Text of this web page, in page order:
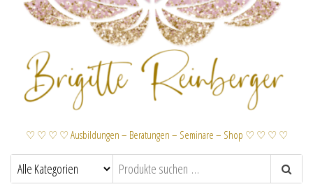
♡ ♡ ♡ ♡ Ausbildungen – Beratungen – Seminare – Shop ♡ ♡ ♡ ♡